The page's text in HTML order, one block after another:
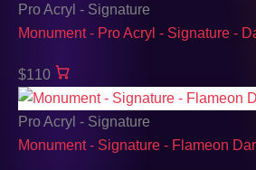
Pro Acryl - Signature
Monument - Pro Acryl - Signature -
$110
Pro Acryl - Signature
Monument - Signature - Flameon